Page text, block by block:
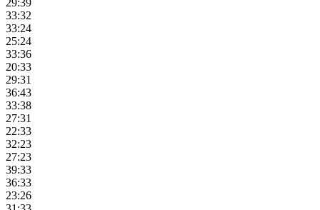
33:32
33:24
25:24
33:36
20:33
29:31
36:43
33:38
27:31
22:33
32:23
27:23
39:33
36:33
23:26